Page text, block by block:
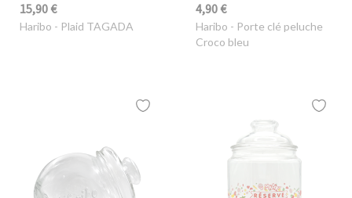
15,90 €
Haribo - Plaid TAGADA
4,90 €
Haribo - Porte clé peluche
Croco bleu